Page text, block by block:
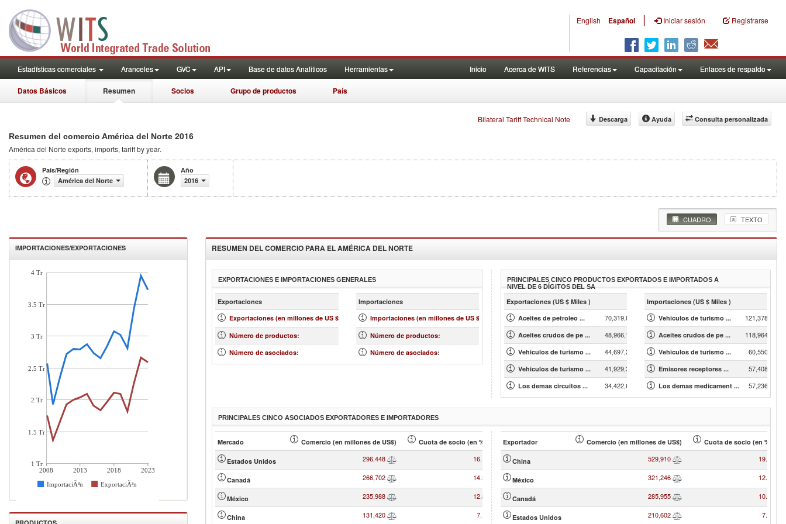
English Español | Iniciar sesión Registrarse
Estadísticas comerciales Aranceles GVC API Base de datos Analiticos Herramientas Inicio Acerca de WITS Referencias Capacitación Enlaces de respaldo
Datos Básicos Resumen Socios Grupo de productos País
Bilateral Tariff Technical Note Consulta personalizada
Descarga Ayuda
Resumen del comercio América del Norte 2016
América del Norte exports, imports, tariff by year.
País/Región
América del Norte
Año
2016
CUADRO TEXTO
IMPORTACIONES/EXPORTACIONES
2008 2013 2018 2023
ImportaciÃ³n ExportaciÃ³n
4 Tr
3.5 Tr
3 Tr
2.5 Tr
2 Tr
1.5 Tr
1 Tr
RESUMEN DEL COMERCIO PARA ELAMÉRICA DEL NORTE
EXPORTACIONES E IMPORTACIONES GENERALES
Exportaciones más »
Exportaciones (en millones de US $) 1,839,768
Número de productos: 4,576
Número de asociados: 232
Importaciones más »
Importaciones (en millones de US $) 2,650,427
Número de productos: 4,578
Número de asociados: 231
PRINCIPALES CINCO PRODUCTOS EXPORTADOS E IMPORTADOS A
NIVEL DE 6 DÍGITOS DEL SA
Exportaciones (US $ Miles )
Aceites de petroleo ...
70,319,853.82
Aceites crudos de pe ... 48,966,144.12
Vehiculos de turismo ... 44,697,298.41
Vehiculos de turismo ... 41,929,312.94
Los demas circuitos ... 34,422,689.77
Importaciones (US $ Miles )
Vehiculos de turismo ...
Aceites crudos de pe ...
Vehiculos de turismo ...
Emisores receptores ...
Los demas medicament ...
PRINCIPALES CINCO ASOCIADOS EXPORTADORES E IMPORTADORES
Mercado Comercio (en millones de US$) Cuota de socio (en % )
Estados Unidos 296,448 16.11
Canadá 266,702 14.50
México 235,988 12.83
China 131,420 7.14
Exportador Comercio (en millones de US$) Cuota de socio (en % )
China 529,910 19.99
México 321,246 12.12
Canadá 285,955 10.79
Estados Unidos 210,602 7.95